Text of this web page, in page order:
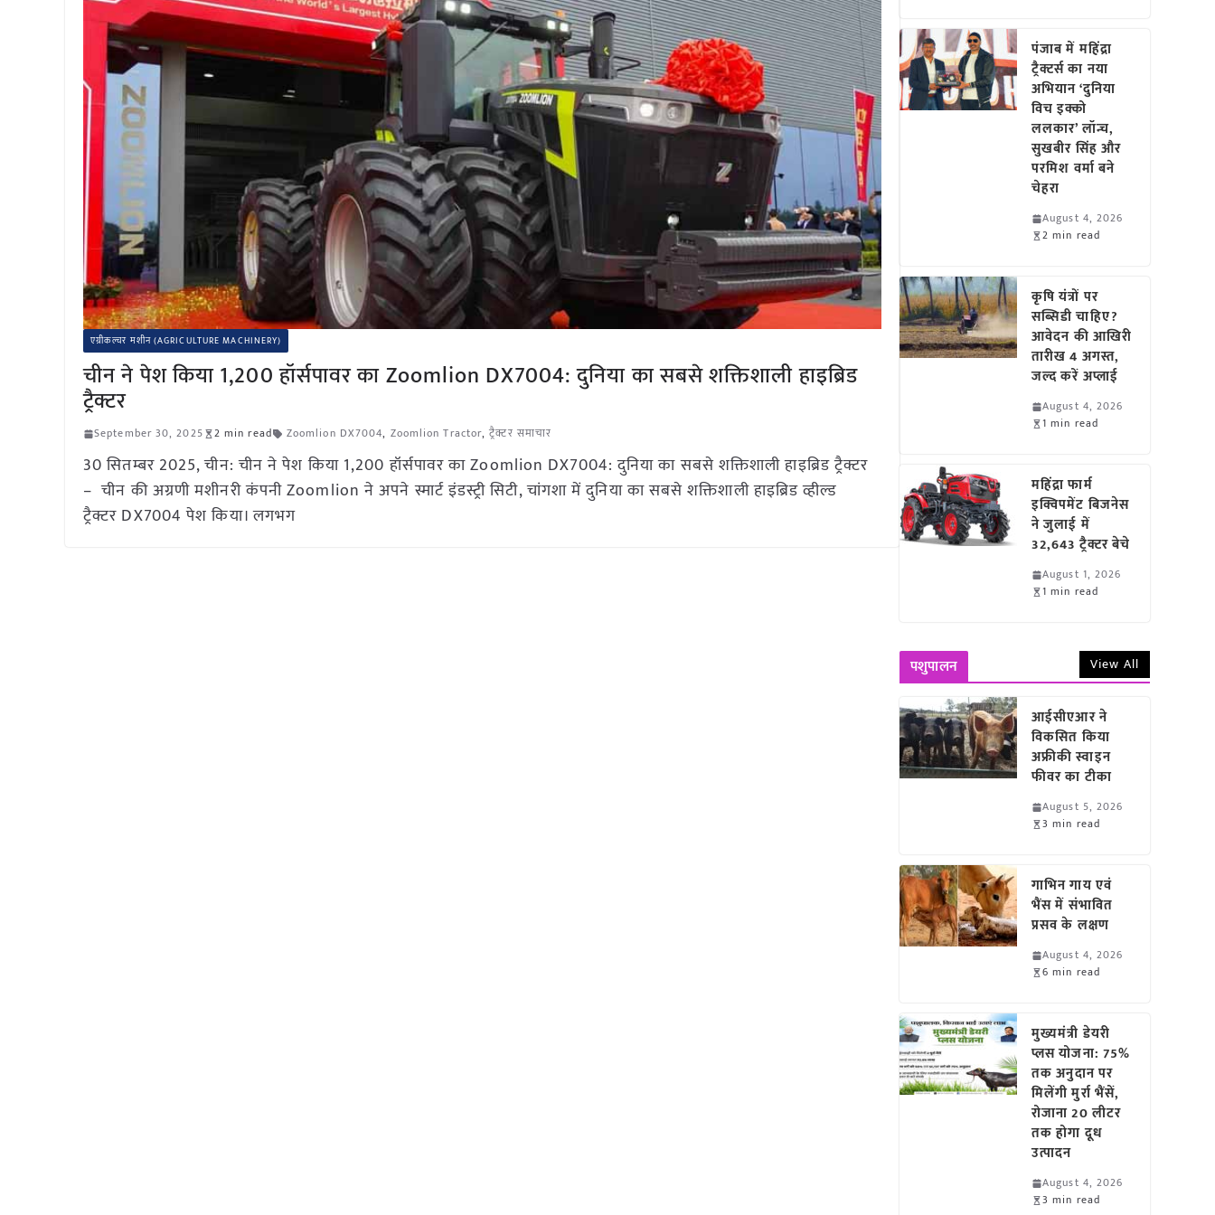
एग्रीकल्चर मशीन (AGRICULTURE MACHINERY)
चीन ने पेश किया 1,200 हॉर्सपावर का Zoomlion DX7004: दुनिया का सबसे शक्तिशाली हाइब्रिड
ट्रैक्टर
September 30, 2025 2 min read Zoomlion DX7004, Zoomlion Tractor,ट्रैक्टर समाचार
30 सितम्बर 2025, चीन: चीन ने पेश किया 1,200 हॉर्सपावर का Zoomlion DX7004: दुनिया का सबसे शक्तिशाली हाइब्रिड ट्रैक्टर
– चीन की अग्रणी मशीनरी कंपनी Zoomlion ने अपने स्मार्ट इंडस्ट्री सिटी, चांगशा में दुनिया का सबसे शक्तिशाली हाइब्रिड व्हील्ड
ट्रैक्टर DX7004 पेश किया। लगभग
पंजाब में महिंद्रा
ट्रैक्टर्स का नया
अभियान ‘दुनिया
विच इक्को
ललकार’ लॉन्च,
सुखबीर सिंह और
परमिश वर्मा बने
चेहरा
August 4, 2026
2 min read
कृषि यंत्रों पर
सब्सिडी चाहिए?
आवेदन की आखिरी
तारीख 4 अगस्त,
जल्द करें अप्लाई
August 4, 2026
1 min read
महिंद्रा फार्म
इक्विपमेंट बिजनेस
ने जुलाई में
32,643 ट्रैक्टर बेचे
August 1, 2026
1 min read
पशुपालन View All
आईसीएआर ने
विकसित किया
अफ्रीकी स्वाइन
फीवर का टीका
August 5, 2026
3 min read
गाभिन गाय एवं
भैंस में संभावित
प्रसव के लक्षण
August 4, 2026
6 min read
मुख्यमंत्री डेयरी
प्लस योजना: 75%
तक अनुदान पर
मिलेंगी मुर्रा भैंसें,
रोजाना 20 लीटर
तक होगा दूध
उत्पादन
August 4, 2026
3 min read